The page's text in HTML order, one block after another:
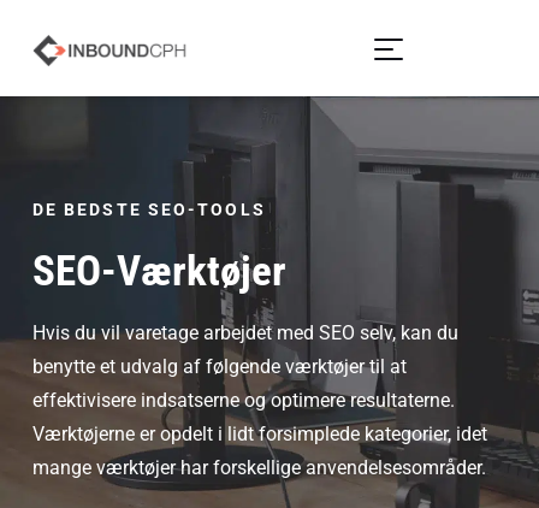
DE BEDSTE SEO-TOOLS
SEO-Værktøjer
Hvis du vil varetage arbejdet med SEO selv, kan du
benytte et udvalg af følgende værktøjer til at
effektivisere indsatserne og optimere resultaterne.
Værktøjerne er opdelt i lidt forsimplede kategorier, idet
mange værktøjer har forskellige anvendelsesområder.